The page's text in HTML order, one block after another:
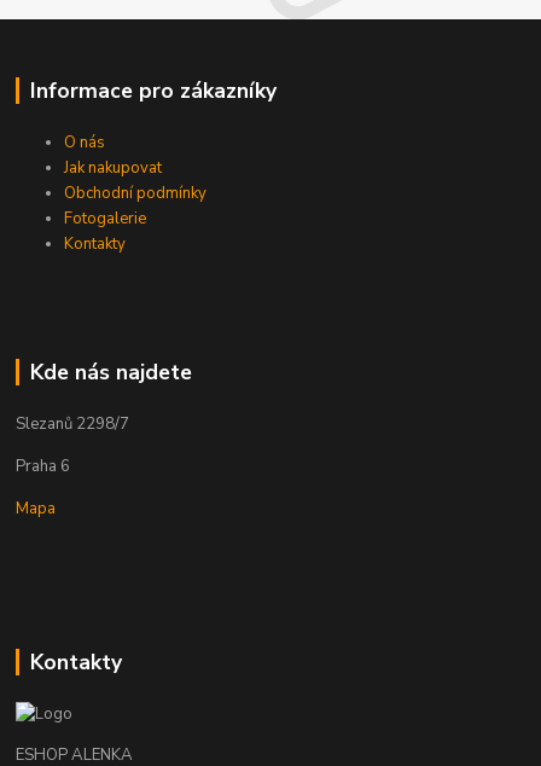
Informace pro zákazníky
O nás
Jak nakupovat
Obchodní podmínky
Fotogalerie
Kontakty
Kde nás najdete
Slezanů 2298/7
Praha 6
Mapa
Kontakty
ESHOP ALENKA